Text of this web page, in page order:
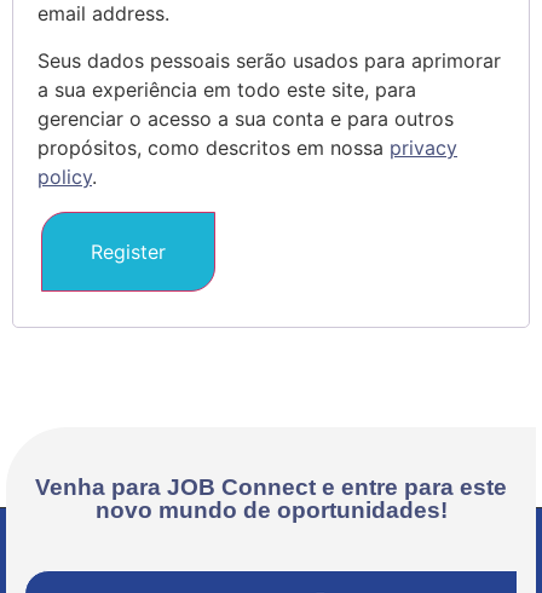
email address.
Seus dados pessoais serão usados para aprimorar
a sua experiência em todo este site, para
gerenciar o acesso a sua conta e para outros
propósitos, como descritos em nossa privacy
policy.
Register
Venha para JOB Connect e entre para este
novo mundo de oportunidades!